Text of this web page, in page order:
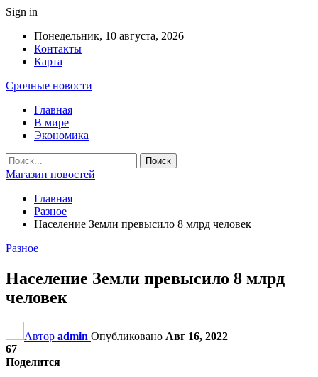
Sign in
Понедельник, 10 августа, 2026
Контакты
Карта
Срочные новости
Главная
В мире
Экономика
Магазин новостей
Главная
Разное
Население Земли превысило 8 млрд человек
Разное
Население Земли превысило 8 млрд
человек
Автор admin Опубликовано Авг 16, 2022
67
Поделится